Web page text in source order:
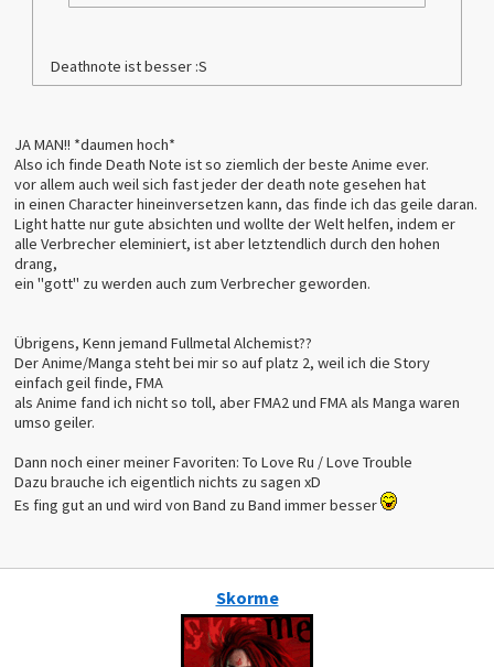
Deathnote ist besser :S
JA MAN!! *daumen hoch*
Also ich finde Death Note ist so ziemlich der beste Anime ever.
vor allem auch weil sich fast jeder der death note gesehen hat
in einen Character hineinversetzen kann, das finde ich das geile daran.
Light hatte nur gute absichten und wollte der Welt helfen, indem er
alle Verbrecher eleminiert, ist aber letztendlich durch den hohen
drang,
ein "gott" zu werden auch zum Verbrecher geworden.
Übrigens, Kenn jemand Fullmetal Alchemist??
Der Anime/Manga steht bei mir so auf platz 2, weil ich die Story
einfach geil finde, FMA
als Anime fand ich nicht so toll, aber FMA2 und FMA als Manga waren
umso geiler.
Dann noch einer meiner Favoriten: To Love Ru / Love Trouble
Dazu brauche ich eigentlich nichts zu sagen xD
Es fing gut an und wird von Band zu Band immer besser
Skorme